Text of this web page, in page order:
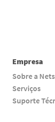
Empresa
Sobre a
Serviços
Suporte